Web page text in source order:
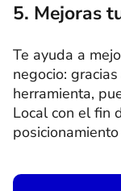
5. Mejoras
Te ayuda a
negocio:
herramienta,
Local con el fin